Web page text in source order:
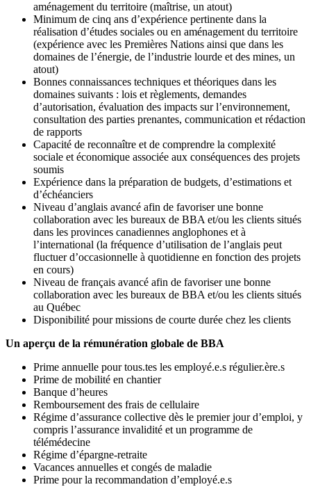
aménagement du territoire (maîtrise, un atout)
Minimum de cinq ans d’expérience pertinente dans la
réalisation d’études sociales ou en aménagement du territoire
(expérience avec les Premières Nations ainsi que dans les
domaines de l’énergie, de l’industrie lourde et des mines, un
atout)
Bonnes connaissances techniques et théoriques dans les
domaines suivants : lois et règlements, demandes
d’autorisation, évaluation des impacts sur l’environnement,
consultation des parties prenantes, communication et rédaction
de rapports
Capacité de reconnaître et de comprendre la complexité
sociale et économique associée aux conséquences des projets
soumis
Expérience dans la préparation de budgets, d’estimations et
d’échéanciers
Niveau d’anglais avancé afin de favoriser une bonne
collaboration avec les bureaux de BBA et/ou les clients situés
dans les provinces canadiennes anglophones et à
l’international (la fréquence d’utilisation de l’anglais peut
fluctuer d’occasionnelle à quotidienne en fonction des projets
en cours)
Niveau de français avancé afin de favoriser une bonne
collaboration avec les bureaux de BBA et/ou les clients situés
au Québec
Disponibilité pour missions de courte durée chez les clients
Un aperçu de la rémunération globale de BBA
Prime annuelle pour tous.tes les employé.e.s régulier.ère.s
Prime de mobilité en chantier
Banque d’heures
Remboursement des frais de cellulaire
Régime d’assurance collective dès le premier jour d’emploi, y
compris l’assurance invalidité et un programme de
télémédecine
Régime d’épargne-retraite
Vacances annuelles et congés de maladie
Prime pour la recommandation d’employé.e.s